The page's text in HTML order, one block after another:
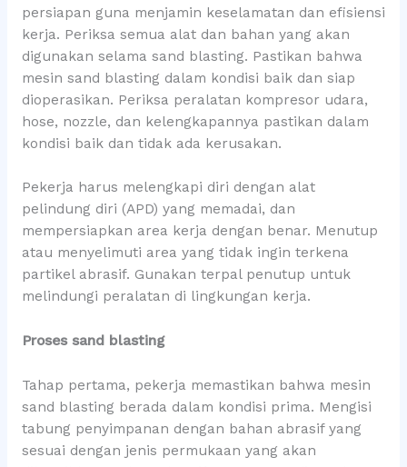
persiapan guna menjamin keselamatan dan efisiensi
kerja. Periksa semua alat dan bahan yang akan
digunakan selama sand blasting. Pastikan bahwa
mesin sand blasting dalam kondisi baik dan siap
dioperasikan. Periksa peralatan kompresor udara,
hose, nozzle, dan kelengkapannya pastikan dalam
kondisi baik dan tidak ada kerusakan.
Pekerja harus melengkapi diri dengan alat
pelindung diri (APD) yang memadai, dan
mempersiapkan area kerja dengan benar. Menutup
atau menyelimuti area yang tidak ingin terkena
partikel abrasif. Gunakan terpal penutup untuk
melindungi peralatan di lingkungan kerja.
Proses sand blasting
Tahap pertama, pekerja memastikan bahwa mesin
sand blasting berada dalam kondisi prima. Mengisi
tabung penyimpanan dengan bahan abrasif yang
sesuai dengan jenis permukaan yang akan